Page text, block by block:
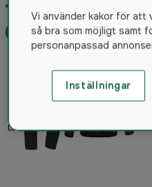
Paket
Vi använder kakor för att
så bra som möjligt samt
personanpassad
Inställningar